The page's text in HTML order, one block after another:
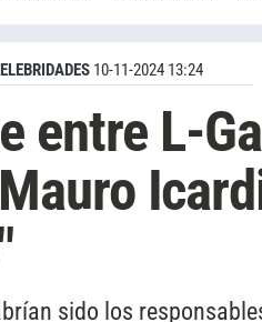
10-11-2024 13:24
entre L-
sido los